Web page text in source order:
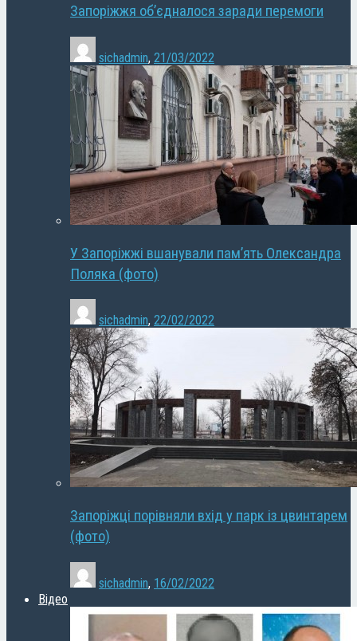
Запоріжжя об’єдналося заради перемоги
sichadmin, 21/03/2022
У Запоріжжі вшанували пам’ять Олександра
Поляка (фото)
sichadmin, 22/02/2022
Запоріжці порівняли вхід у парк із цвинтарем
(фото)
sichadmin, 16/02/2022
Відео